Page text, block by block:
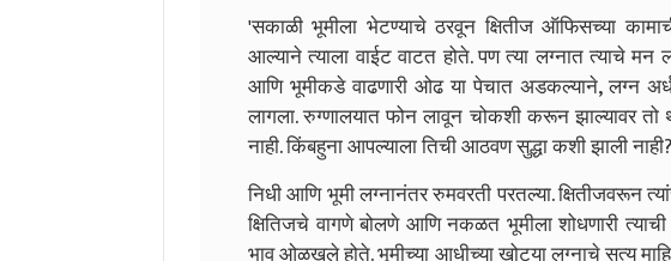
'सकाळी भूमीला भेटण्याचे ठरवून क्षितीज ऑफिसच्या
आल्याने त्याला वाईट वाटत होते. पण त्या लग्नात त्याचे मन
आणि भूमीकडे वाढणारी ओढ या पेचात अडकल्याने, लग्न
लागला. रुग्णालयात फोन लावून चोकशी करून झाल्यावर तो
नाही. किंबहुना आपल्याला तिची आठवण सुद्धा कशी झाली
निधी आणि भूमी लग्नानंतर रुमवरती परतल्या. क्षितीजवरून
क्षितिजचे वागणे बोलणे आणि नकळत भूमीला शोधणारी